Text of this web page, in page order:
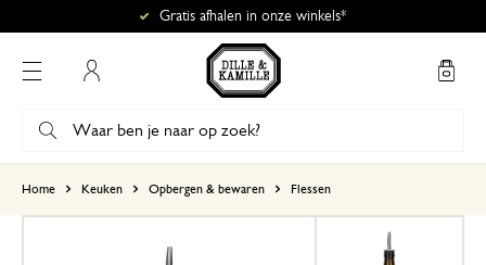
Gratis afhalen in onze winkels*
Home Keuken Opbergen & bewaren Flessen
5